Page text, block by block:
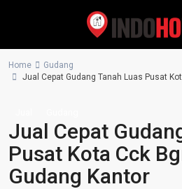
Home
Gudang
Jual Cepat Gudang Tanah Luas Pusat
Jual Cepat
Pusat Kota Cck
Gudang Kantor